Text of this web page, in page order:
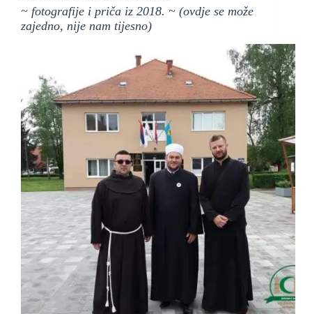
~ fotografije i priča iz 2018. ~ (ovdje se može
zajedno, nije nam tijesno)